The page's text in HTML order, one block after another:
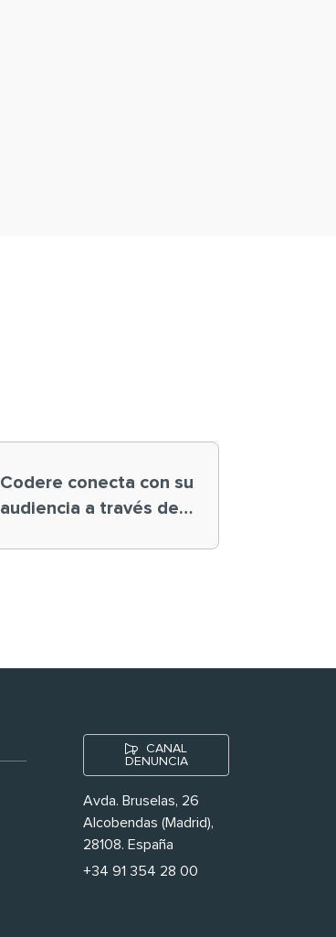
Codere conecta con su
audiencia a través de
CANAL
DENUNCIA
Avda. Bruselas, 26
Alcobendas (Madrid),
28108. España
+34 91 354 28 00